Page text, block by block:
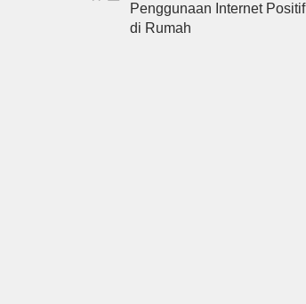
Penggunaan Internet Positif
di Rumah